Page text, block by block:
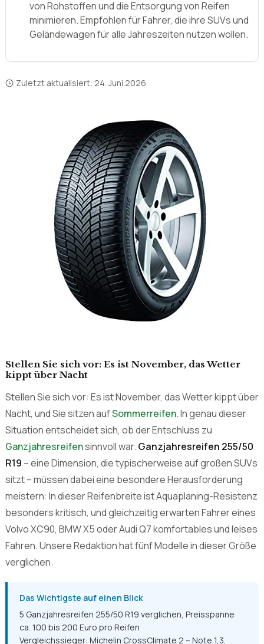
Zuletzt aktualisiert: 24. Juni 2026
Stellen Sie sich vor: Es ist November, das Wetter
kippt über Nacht
Situation entscheidet sich, ob der Entschluss zu
Ganzjahresreifensinnvoll war.
R19– eine Dimension, die typischerweise auf großen SUVs
sitzt – müssen dabei eine besondere Herausforderung
meistern: In dieser Reifenbreite ist Aquaplaning-Resistenz
besonders kritisch, und gleichzeitig erwarten Fahrer eines
Volvo XC90, BMW X5 oder Audi Q7 komfortables und leises
Fahren. Unsere Redaktion hat fünf Modelle in dieser Größe
verglichen.
Das Wichtigste auf einen Blick
5 Ganzjahresreifen 255/50 R19 verglichen, Preisspanne
ca. 100 bis 200 Euro pro Reifen
Preis-Leistungs-Sieger: Continental AllSeasonContact –
sehr gutes Gesamtpaket zum fairen Preis
Dimension typisch für: BMW X5, Audi Q7/Q8, Volvo XC90,
Mercedes GLE